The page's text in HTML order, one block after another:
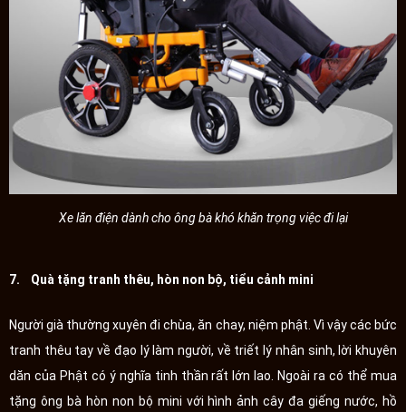
Xe lăn điện dành cho ông bà khó khăn trọng việc đi lại
7. Quà tặng tranh thêu, hòn non bộ, tiểu cảnh mini
Người già thường xuyên đi chùa, ăn chay, niệm phật. Vì vậy các bức
tranh thêu tay về đạo lý làm người, về triết lý nhân sinh, lời khuyên
dăn của Phật có ý nghĩa tinh thần rất lớn lao. Ngoài ra có thể mua
tặng ông bà hòn non bộ mini với hình ảnh cây đa giếng nước, hồ